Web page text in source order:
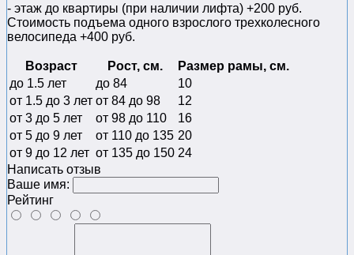
- этаж до квартиры (при наличии лифта) +200 руб.
Стоимость подъема одного взрослого трехколесного
велосипеда +400 руб.
Возраст Рост, см.
Размер рамы, см.
до 1.5 лет
до 84
10
от 1.5 до 3 лет от 84 до 98
12
от 3 до 5 лет
от 98 до 110
16
от 5 до 9 лет
от 110 до 135 20
от 9 до 12 лет от 135 до 150 24
Написать отзыв
Ваше имя:
Рейтинг